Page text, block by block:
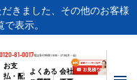
きました、その他のお客様
表示。
0120-81-0017電話受付時間 / 9:00～17:30(月～金)
お支
払・配 よくある 会社